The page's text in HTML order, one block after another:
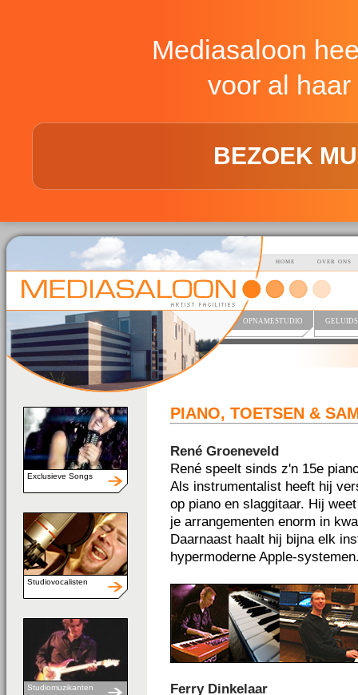
Mediasaloon
voor al
BEZOEK
HOME OVER ONS
OPNAMESTUDIO
Exclusieve Songs
Studiovocalisten
Studiomuzikanten
PIANO, TOETSEN &
René Groeneveld
René speelt sinds z'n 15e
Als instrumentalist heeft hij
op piano en slaggitaar. Hij
je arrangementen enorm in
Daarnaast haalt hij bijna elk
hypermoderne Apple-
Ferry Dinkelaar